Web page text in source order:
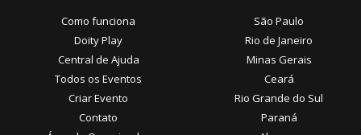
Como funciona
Doity Play
Central de Ajuda
Todos os Eventos
Criar Evento
Contato
São Paulo
Rio de Janeiro
Minas Gerais
Ceará
Rio Grande do Sul
Paraná